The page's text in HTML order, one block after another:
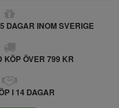
DAGAR INOM SVERIGE
KÖP ÖVER 799 KR
I 14 DAGAR